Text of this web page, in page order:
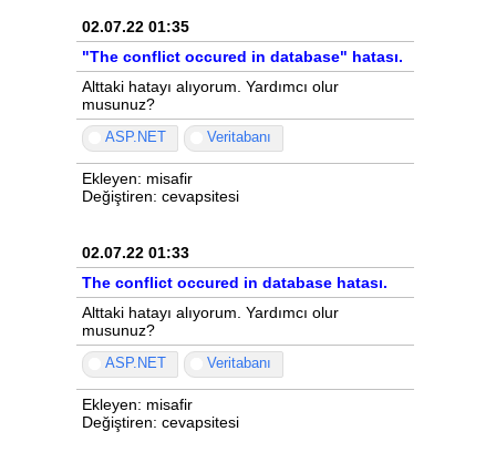
02.07.22 01:35
"The conflict occured in database" hatası.
Alttaki hatayı alıyorum. Yardımcı olur
musunuz?
ASP.NET Veritabanı
Ekleyen: misafir
Değiştiren: cevapsitesi
02.07.22 01:33
The conflict occured in database hatası.
Alttaki hatayı alıyorum. Yardımcı olur
musunuz?
ASP.NET Veritabanı
Ekleyen: misafir
Değiştiren: cevapsitesi